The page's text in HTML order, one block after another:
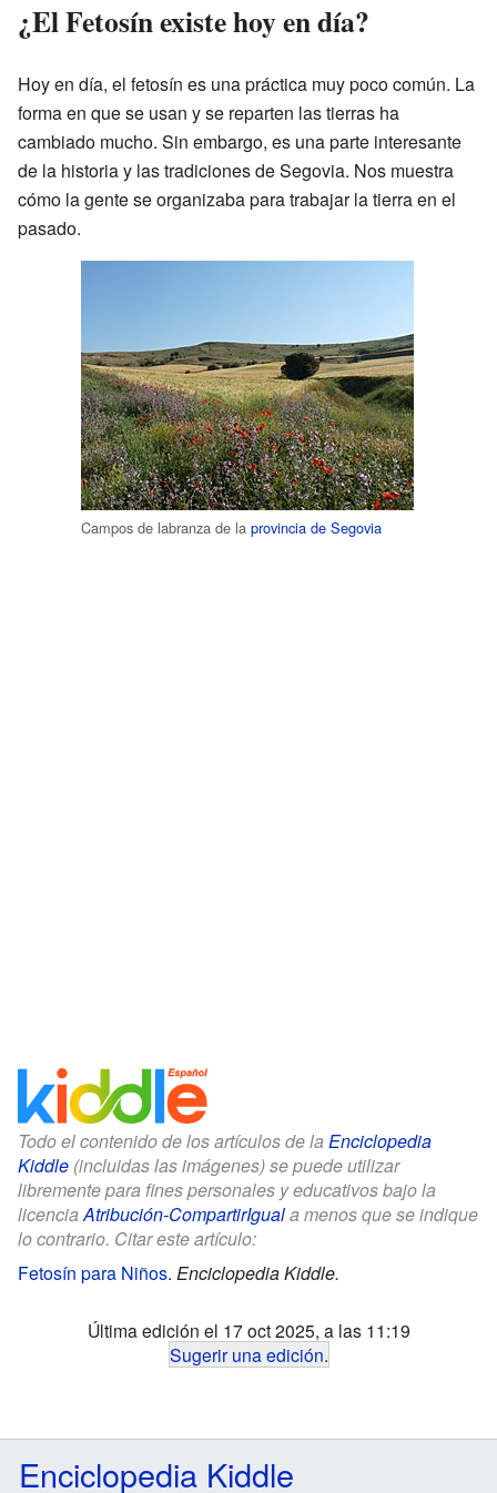
¿El Fetosín existe hoy en día?
Hoy en día, el fetosín es una práctica muy poco común. La
forma en que se usan y se reparten las tierras ha
cambiado mucho. Sin embargo, es una parte interesante
de la historia y las tradiciones de Segovia. Nos muestra
cómo la gente se organizaba para trabajar la tierra en el
pasado.
Campos de labranza de la provincia de Segovia
Todo el contenido de los artículos de la Enciclopedia
Kiddle (incluidas las imágenes) se puede utilizar
libremente para fines personales y educativos bajo la
licencia Atribución-CompartirIguala menos que se indique
lo contrario. Citar este artículo:
Fetosín para Niños. Enciclopedia Kiddle.
Última edición el 17 oct 2025, a las 11:19
Sugerir una edición.
Enciclopedia Kiddle